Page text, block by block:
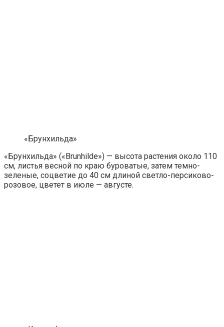
«Брунхильда»
«Брунхильда» («Brunhilde») — высота растения около 110
см, листья весной по краю буроватые, затем темно-
зеленые, соцветие до 40 см длиной светло-персиково-
розовое, цветет в июле — августе.